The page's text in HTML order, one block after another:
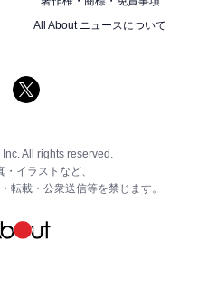
All About ニュースについて
All rights reserved.
イラストなど、
転載・公衆送信等を禁じます。